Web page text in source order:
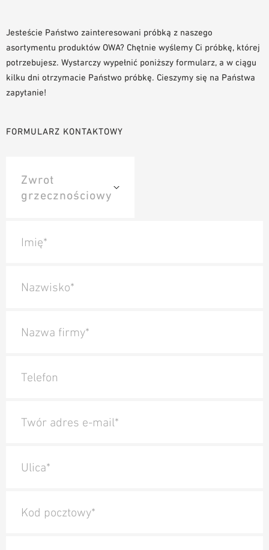
BIBLIOTEKA BIM/REVIT
WIDEO
ZAMÓWIENIE PRÓBKI
Jesteście Państwo zainteresowani próbką z naszego
asortymentu produktów OWA? Chętnie wyślemy Ci próbkę, której
potrzebujesz. Wystarczy wypełnić poniższy formularz, a w ciągu
kilku dni otrzymacie Państwo próbkę. Cieszymy się na Państwa
zapytanie!
FORMULARZ KONTAKTOWY
Imię*
Nazwisko*
Nazwa firmy*
Telefon
Twór adres e-mail*
Ulica*
Kod pocztowy*